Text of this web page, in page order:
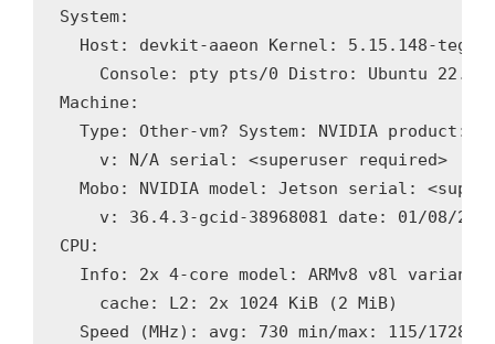
System:
Host: devkit-aaeon Kernel: 5.15.148-tegra
Console: pty pts/0 Distro: Ubuntu
Machine:
Type: Other-vm? System: NVIDIA product:
    v: N/A serial: <superuser required>
Mobo: NVIDIA model: Jetson serial:
v: 36.4.3-gcid-38968081 date: 01/08/
CPU:
Info: 2x 4-core model: ARMv8 v8l
    cache: L2: 2x 1024 KiB (2 MiB)
Speed (MHz): avg: 730 min/max: 115/1728